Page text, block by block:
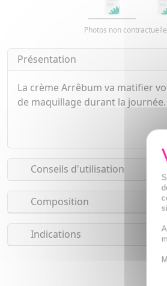
Photos non
Présentation
La crème Arrêbum va matifier
de maquillage durant la journée.
Conseils d'utilisation
Composition
Indications